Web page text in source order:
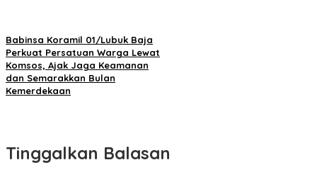
Babinsa Koramil 01/Lubuk Baja
Perkuat Persatuan Warga Lewat
Komsos, Ajak Jaga Keamanan
dan Semarakkan Bulan
Kemerdekaan
Tinggalkan Balasan